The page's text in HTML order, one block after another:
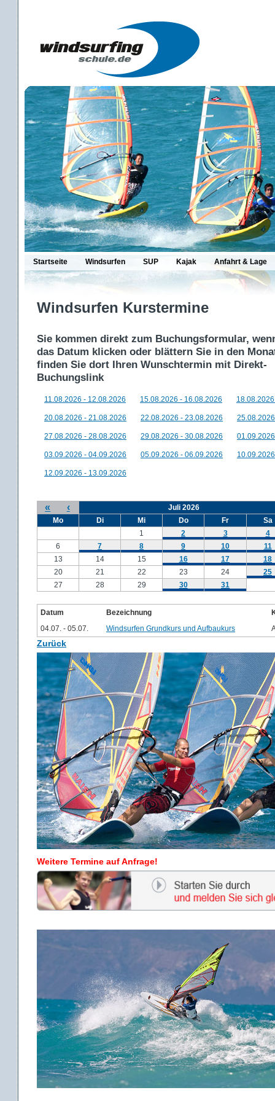
Startseite Windsurfen SUP Kajak Anfahrt & Lage
Windsurfen Kurstermine
Sie kommen direkt zum Buchungsformular,
das Datum klicken oder blättern Sie in den
finden Sie dort Ihren Wunschtermin mit Direkt-
Buchungslink
11.08.2026 - 12.08.2026 15.08.2026 - 16.08.2026
20.08.2026 - 21.08.2026 22.08.2026 - 23.08.2026
27.08.2026 - 28.08.2026 29.08.2026 - 30.08.2026
03.09.2026 - 04.09.2026 05.09.2026 - 06.09.2026
12.09.2026 - 13.09.2026
« ‹
Juli 2026
Mo
Di Mi Do Fr
Sa
1
2 3
4
6
7 8 9 10
11
13
14 15 16 17
18
20
21 22 23 24
25
27
28 29 30 31
Datum Bezeichnung
04.07. - 05.07.
Windsurfen Grundkurs und Aufbaukurs
Zurück
Weitere Termine auf Anfrage!